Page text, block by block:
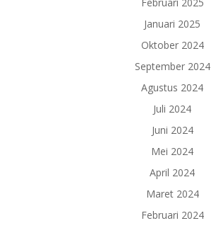
Januari 2025
Oktober 2024
September 2024
Agustus 2024
Juli 2024
Juni 2024
Mei 2024
April 2024
Maret 2024
Februari 2024